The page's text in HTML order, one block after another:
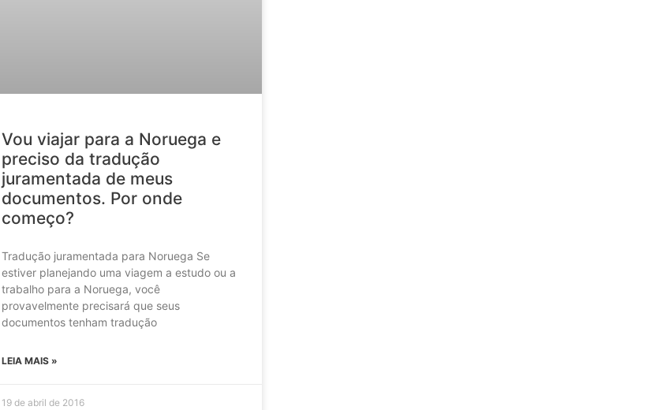
Vou viajar para a Noruega e
preciso da tradução
juramentada de meus
documentos. Por onde
começo?
Tradução juramentada para Noruega Se
estiver planejando uma viagem a estudo ou a
trabalho para a Noruega, você
provavelmente precisará que seus
documentos tenham tradução
LEIA MAIS »
19 de abril de 2016